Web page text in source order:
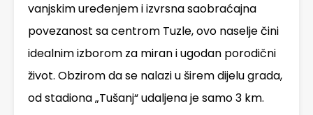
vanjskim uređenjem i izvrsna saobraćajna
povezanost sa centrom Tuzle, ovo naselje čini
idealnim izborom za miran i ugodan porodični
život. Obzirom da se nalazi u širem dijelu grada,
od stadiona „Tušanj“ udaljena je samo 3 km.